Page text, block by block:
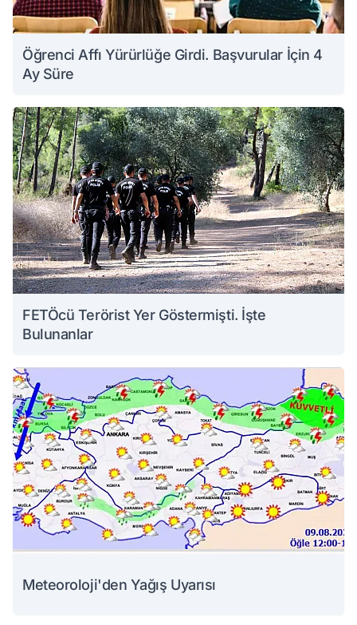
Öğrenci Affı Yürürlüğe Girdi. Başvurular İçin 4
Ay Süre
FETÖcü Terörist Yer Göstermişti. İşte
Bulunanlar
Meteoroloji'den Yağış Uyarısı